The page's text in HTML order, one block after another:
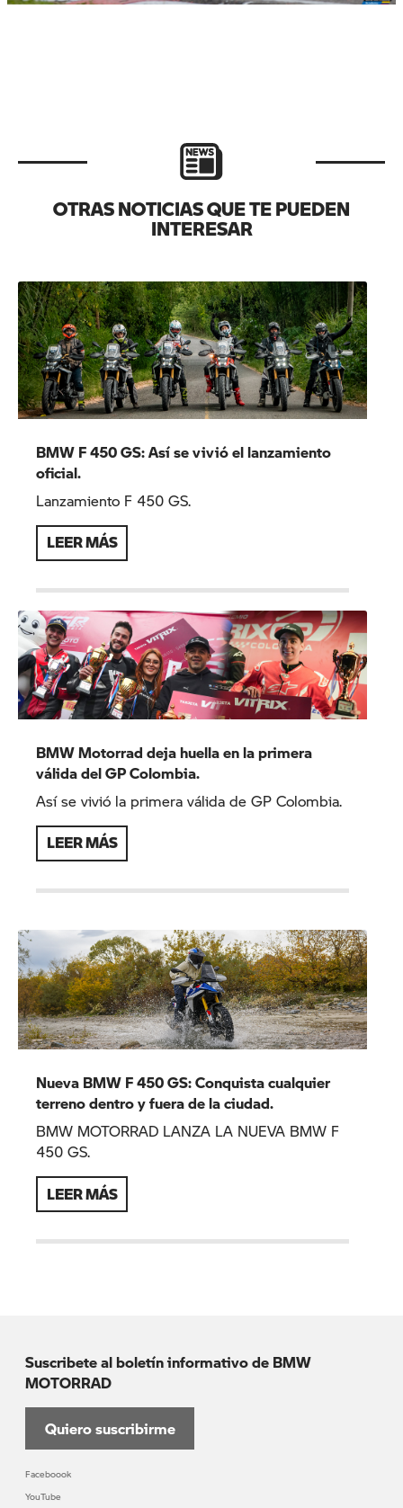
OTRAS NOTICIAS QUE TE PUEDEN
INTERESAR
BMW F 450 GS: Así se vivió el lanzamiento
oficial.
Lanzamiento F 450 GS.
LEER MÁS
BMW Motorrad deja huella en la primera
válida del GP Colombia.
Así se vivió la primera válida de GP Colombia.
LEER MÁS
Nueva BMW F 450 GS: Conquista cualquier
terreno dentro y fuera de la ciudad.
BMW MOTORRAD LANZA LA NUEVA BMW F
450 GS.
LEER MÁS
Suscribete al boletín informativo de BMW
MOTORRAD
Quiero suscribirme
Faceboook
YouTube